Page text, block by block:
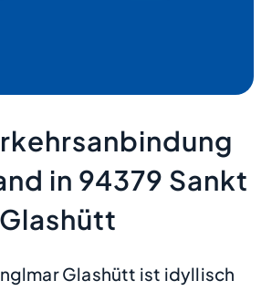
in 94379 Sankt
Glashütt ist idyllisch